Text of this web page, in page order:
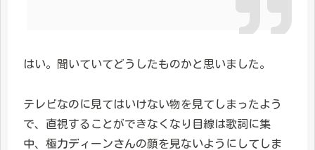
はい。聞いていてどうしたものかと思いました。
テレビなのに見てはいけない物を見てしまったよう
で、直視することができなくなり目線は歌詞に集
中、極力ディーンさんの顔を見ないようにしてしま